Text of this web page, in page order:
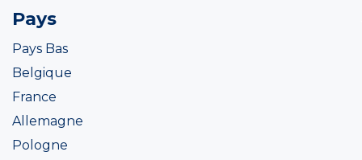
Pays
Pays Bas
Belgique
France
Allemagne
Pologne